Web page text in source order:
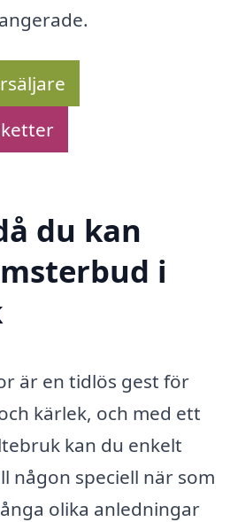
du kan
i
är en tidlös gest för
kärlek, och med ett
kan du enkelt
någon speciell när som
olika anledningar